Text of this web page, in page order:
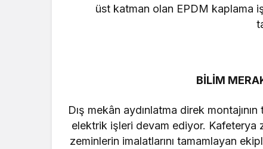
üst katman olan EPDM kaplama
BİLİM
Dış mekân aydınlatma direk
elektrik işleri devam ediyor. Kafeterya
zeminlerin imalatlarını tamamlayan